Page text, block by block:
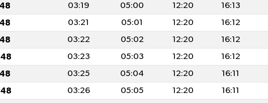
03:19 05:00 12:20 16:13
03:21 05:01 12:20 16:12
03:22 05:02 12:20 16:12
03:23 05:03 12:20 16:12
03:25 05:04 12:20 16:11
03:26 05:05 12:20 16:11